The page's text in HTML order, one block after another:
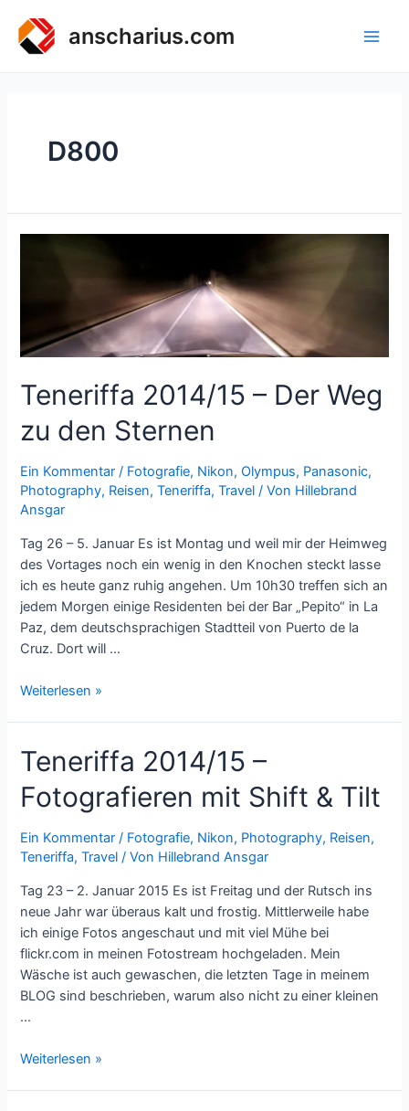
Inhalt
springen
anscharius.com
D800
Teneriffa 2014/15 – Der Weg
zu den Sternen
Ein Kommentar / Fotografie, Nikon,Olympus, Panasonic,
Photography, Reisen,Teneriffa,Travel / Von Hillebrand
Ansgar
Tag 26 – 5. Januar Es ist Montag und weil mir der Heimweg
des Vortages noch ein wenig in den Knochen steckt lasse
ich es heute ganz ruhig angehen. Um 10h30 treffen sich an
jedem Morgen einige Residenten bei der Bar „Pepito“ in La
Paz, dem deutschsprachigen Stadtteil von Puerto de la
Cruz. Dort will …
Teneriffa
Der
Weg
zu
Sternen
Weiterlesen »
Teneriffa 2014/15 –
Fotografieren mit Shift & Tilt
Ein Kommentar / Fotografie, Nikon, Photography, Reisen,
Teneriffa,Travel / Von Hillebrand Ansgar
Tag 23 – 2. Januar 2015 Es ist Freitag und der Rutsch ins
neue Jahr war überaus kalt und frostig. Mittlerweile habe
ich einige Fotos angeschaut und mit viel Mühe bei
flickr.com in meinen Fotostream hochgeladen. Mein
Wäsche ist auch gewaschen, die letzten Tage in meinem
BLOG sind beschrieben, warum also nicht zu einer kleinen
…
Teneriffa
Weiterlesen »